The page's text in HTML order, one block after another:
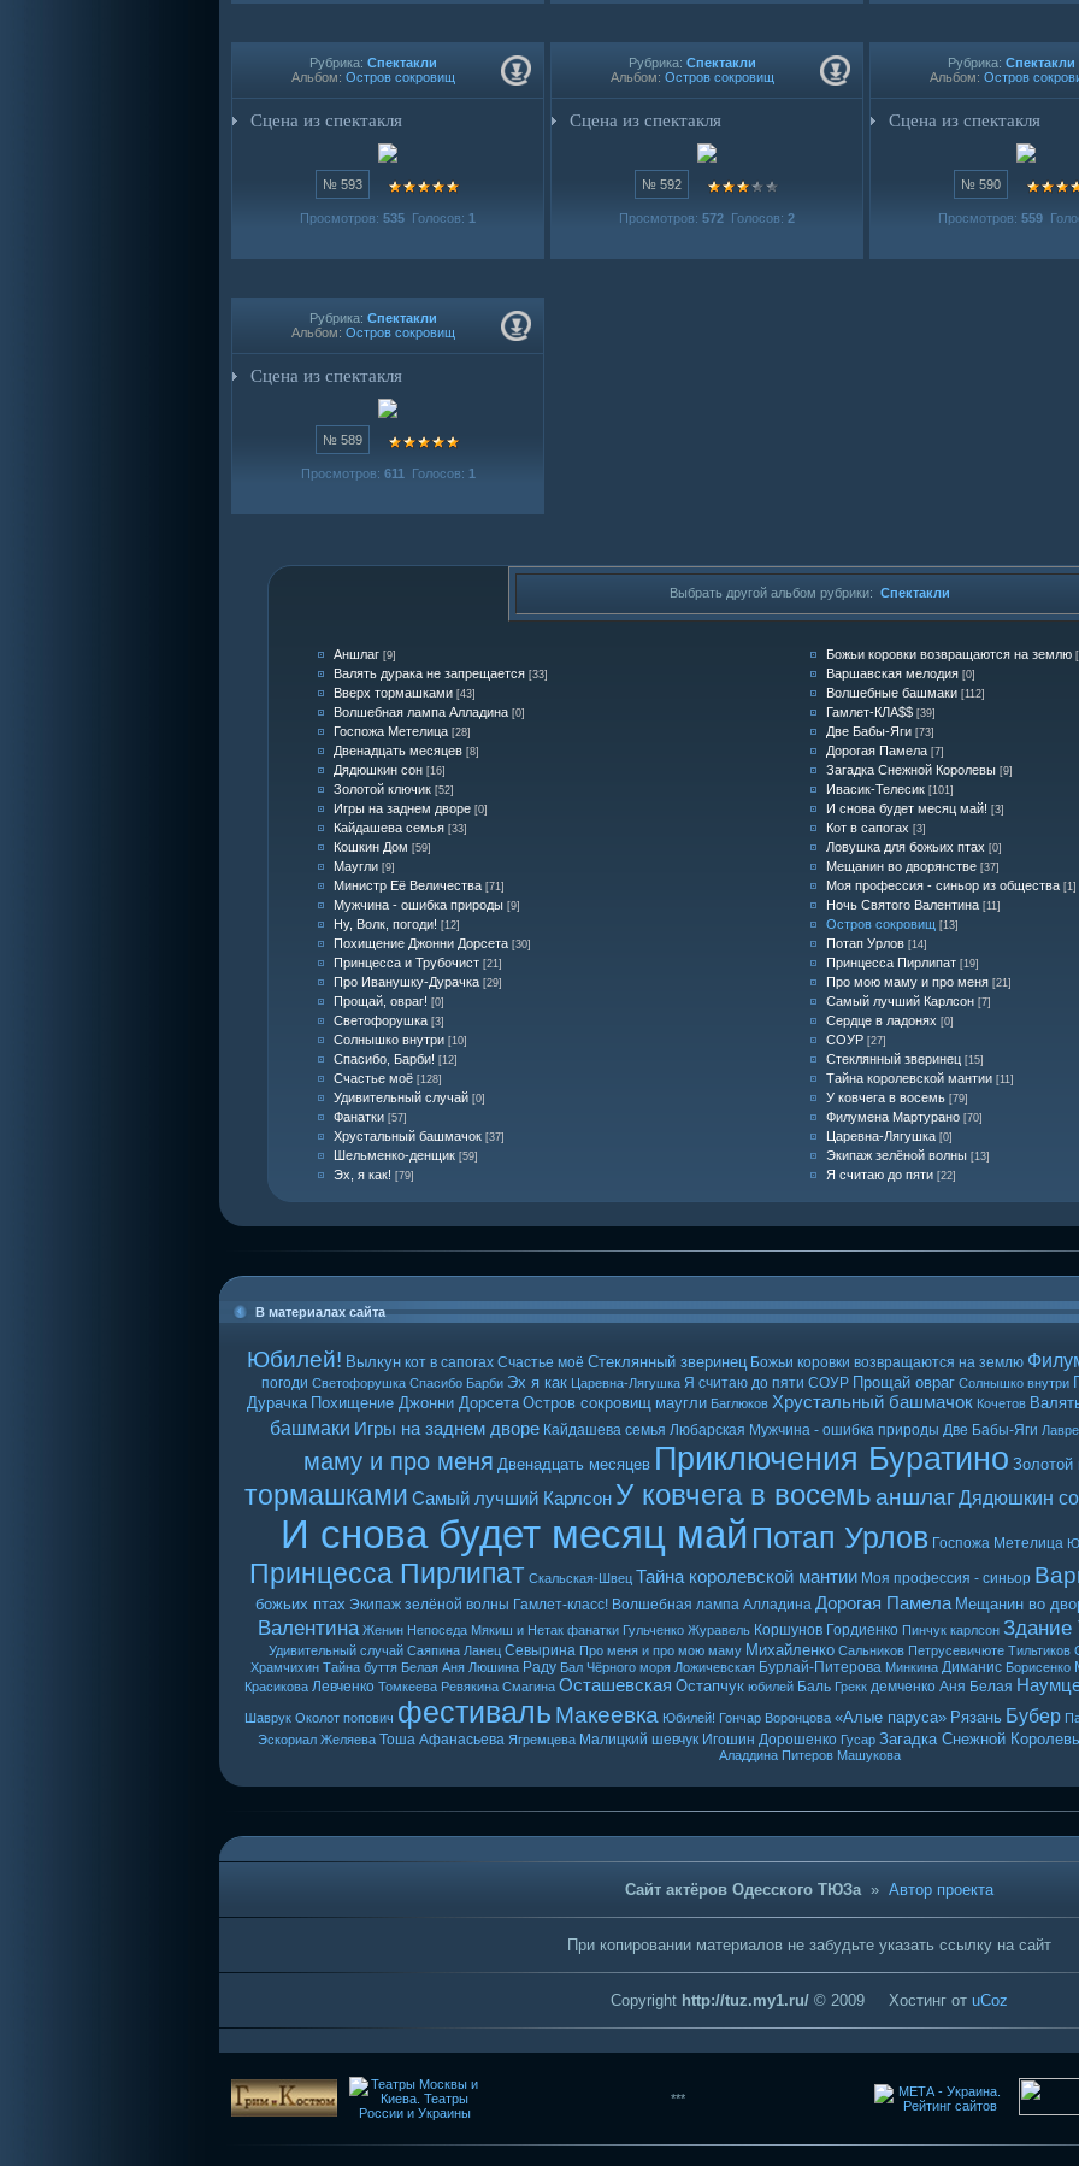
Рубрика: Спектакли
Альбом: Остров сокровищ
Сцена из спектакля
№ 593
Просмотров: 535 Голосов: 1
Рубрика: Спектакли
Альбом: Остров сокровищ
Сцена из спектакля
№ 592
Просмотров: 572 Голосов: 2
Рубрика: Спектакли
Альбом: Остров
Сцена из спектакля
№ 590
Просмотров: 559
Рубрика: Спектакли
Альбом: Остров сокровищ
Сцена из спектакля
№ 589
Просмотров: 611 Голосов: 1
Выбрать другой альбом рубрики: Спектакли
Аншлаг [9] Божьи коровки возвращаются на землю
Валять дурака не запрещается [33] Варшавская мелодия [0]
Вверх тормашками [43] Волшебные башмаки [112]
Волшебная лампа Алладина [0] Гамлет-КЛА$$ [39]
Госпожа Метелица [28] Две Бабы-Яги [73]
Двенадцать месяцев [8] Дорогая Памела [7]
Дядюшкин сон [16] Загадка Снежной Королевы [9]
Золотой ключик [52] Ивасик-Телесик [101]
Игры на заднем дворе [0] И снова будет месяц май! [3]
Кайдашева семья [33] Кот в сапогах [3]
Кошкин Дом [59] Ловушка для божьих птах [0]
Маугли [9] Мещанин во дворянстве [37]
Министр Её Величества [71] Моя профессия - синьор из общества [1]
Мужчина - ошибка природы [9] Ночь Святого Валентина [11]
Ну, Волк, погоди! [12] Остров сокровищ [13]
Похищение Джонни Дорсета [30] Потап Урлов [14]
Принцесса и Трубочист [21] Принцесса Пирлипат [19]
Про Иванушку-Дурачка [29] Про мою маму и про меня [21]
Прощай, овраг! [0] Самый лучший Карлсон [7]
Светофорушка [3] Сердце в ладонях [0]
Солнышко внутри [10] СОУР [27]
Спасибо, Барби! [12] Стеклянный зверинец [15]
Счастье моё [128] Тайна королевской мантии [11]
Удивительный случай [0] У ковчега в восемь [79]
Фанатки [57] Филумена Мартурано [70]
Хрустальный башмачок [37] Царевна-Лягушка [0]
Шельменко-денщик [59] Экипаж зелёной волны [13]
Эх, я как! [79] Я считаю до пяти [22]
В материалах сайта
Юбилей! Вылкун кот в сапогах Счастье моё Стеклянный зверинец Божьи коровки возвращаются на землю
погоди Светофорушка Спасибо Барби Эх я как Царевна-Лягушка Я считаю до пяти СОУР Прощай овраг Солнышко внутри
Дурачка Похищение Джонни Дорсета Остров сокровищ маугли Баглюков Хрустальный башмачок Кочетов
башмаки Игры на заднем дворе Кайдашева семья Любарская Мужчина - ошибка природы Две Бабы-Яги
маму и про меня Двенадцать месяцев Приключения Буратино Золотой
тормашками Самый лучший Карлсон У ковчега в восемь аншлаг Дядюшкин
И снова будет месяц май Потап Урлов Госпожа Метелица
Принцесса Пирлипат Скальская-Швец Тайна королевской мантии Моя профессия - синьор
божьих птах Экипаж зелёной волны Гамлет-класс! Волшебная лампа Алладина Дорогая Памела Мещанин во
Валентина Женин Непоседа Мякиш и Нетак фанатки Гульченко Журавель Коршунов Гордиенко Пинчук карлсон
Удивительный случай Саяпина Ланец Севырина Про меня и про мою маму Михайленко Сальников Петрусевичюте Тильтиков
Храмчихин Тайна буття Белая Аня Люшина Раду Бал Чёрного моря Ложичевская Бурлай-Питерова Минкина Диманис Борисенко
Красикова Левченко Томкеева Ревякина Смагина Осташевская Остапчук юбилей Баль Грекк демченко Аня Белая
Шаврук Околот попович фестиваль Макеевка Юбилей! Гончар Воронцова «Алые паруса» Рязань Бубер
Эскориал Желяева Тоша Афанасьева Ягремцева Малицкий шевчук Игошин Дорошенко Гусар Загадка Снежной
Аладдина Питеров Машукова
Сайт актёров Одесского ТЮЗа» Автор проекта
При копировании материалов не забудьте указать ссылку на сайт
Copyright http://tuz.my1.ru/ © 2009 Хостинг от uCoz
***